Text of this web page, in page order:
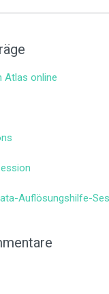
Atlas online
Auflösungshilfe-